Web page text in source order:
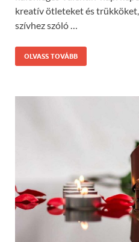
kreatív ötleteket és trükköket,
szívhez szóló …
OLVASS TOVÁBB